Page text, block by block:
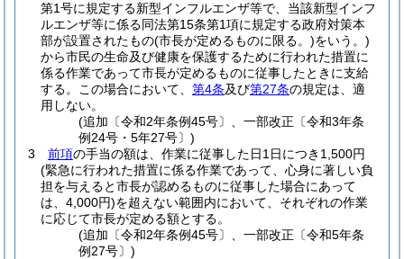
第1号に規定する新型インフルエンザ等で、当該新型インフ
ルエンザ等に係る同法第15条第1項に規定する政府対策本
部が設置されたもの(市長が定めるものに限る。)をいう。)
から市民の生命及び健康を保護するために行われた措置に
係る作業であって市長が定めるものに従事したときに支給
する。
この場合において、 第4条及び第27条の規定は、適
用しない。
(追加〔令和2年条例45号〕、一部改正〔令和3年条
例24号・5年27号〕)
3
前項の手当の額は、作業に従事した日1日につき1,500円
(緊急に行われた措置に係る作業であって、心身に著しい負
担を与えると市長が認めるものに従事した場合にあって
は、4,000円)を超えない範囲内において、それぞれの作業
に応じて市長が定める額とする。
(追加〔令和2年条例45号〕、一部改正〔令和5年条
例27号〕)